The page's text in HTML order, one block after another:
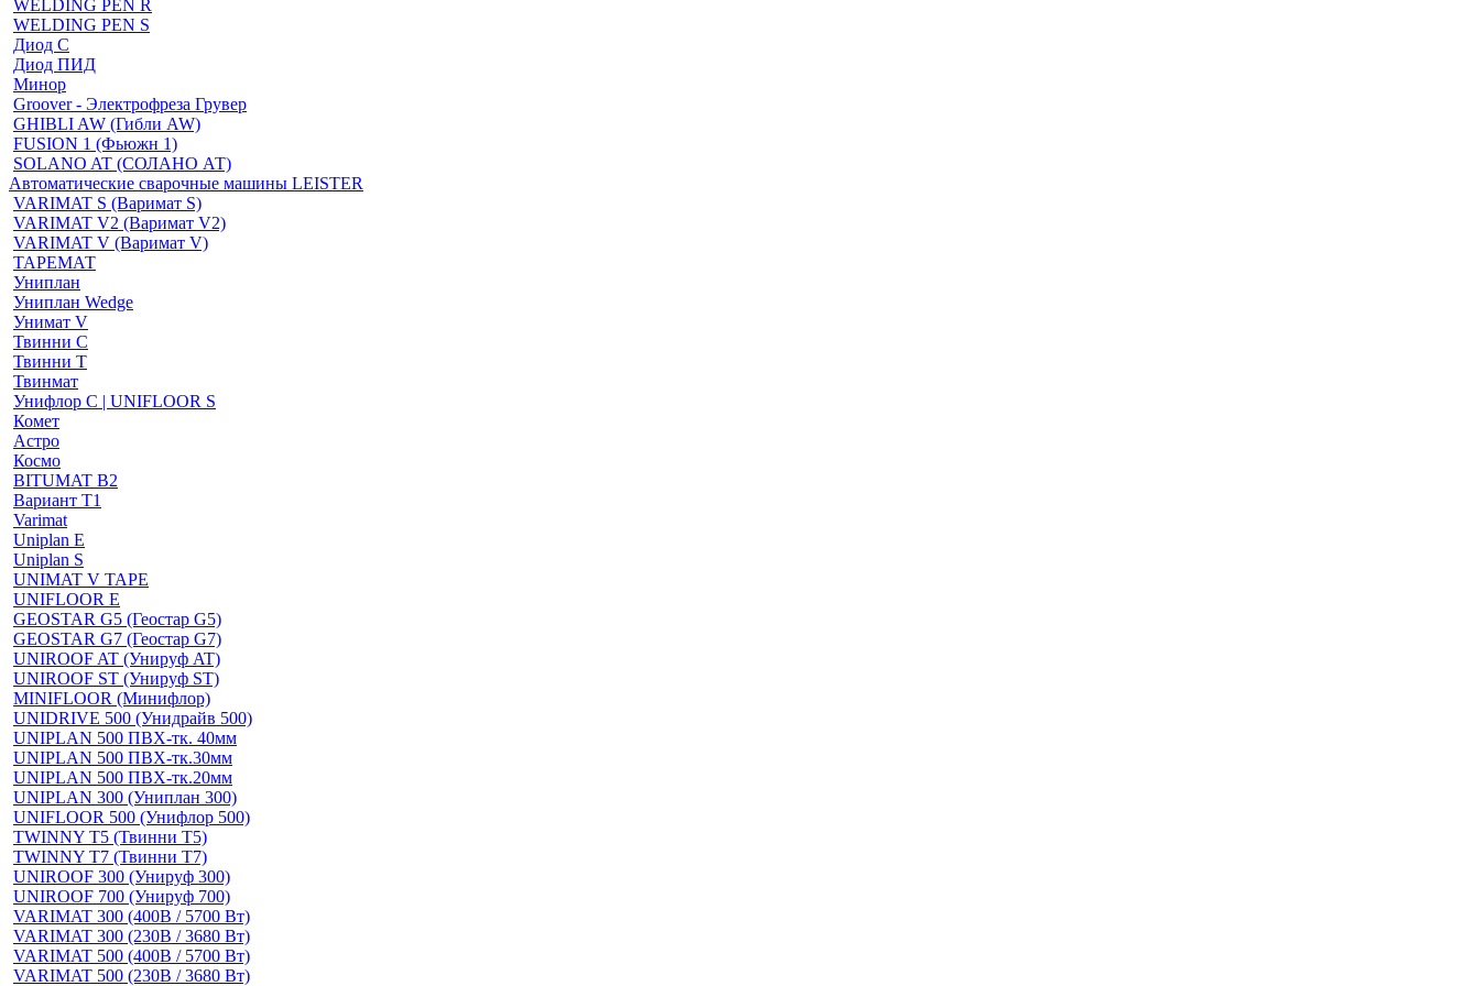
WELDING PEN R
WELDING PEN S
Диод С
Диод ПИД
Минор
Groover - Электрофреза Грувер
GHIBLI AW (Гибли AW)
FUSION 1 (Фьюжн 1)
SOLANO AT (СОЛАНО АТ)
Автоматические сварочные машины LEISTER
VARIMAT S (Варимат S)
VARIMAT V2 (Варимат V2)
VARIMAT V (Варимат V)
ТАРЕМАТ
Униплан
Униплан Wedge
Унимат V
Твинни С
Твинни Т
Твинмат
Унифлор C | UNIFLOOR S
Комет
Астро
Космо
BITUMAT B2
Вариант Т1
Varimat
Uniplan E
Uniplan S
UNIMAT V TAPE
UNIFLOOR E
GEOSTAR G5 (Геостар G5)
GEOSTAR G7 (Геостар G7)
UNIROOF AT (Унируф AT)
UNIROOF ST (Унируф ST)
MINIFLOOR (Минифлор)
UNIDRIVE 500 (Унидрайв 500)
UNIPLAN 500 ПВХ-тк. 40мм
UNIPLAN 500 ПВХ-тк.30мм
UNIPLAN 500 ПВХ-тк.20мм
UNIPLAN 300 (Униплан 300)
UNIFLOOR 500 (Унифлор 500)
TWINNY T5 (Твинни Т5)
TWINNY T7 (Твинни Т7)
UNIROOF 300 (Унируф 300)
UNIROOF 700 (Унируф 700)
VARIMAT 300 (400В / 5700 Вт)
VARIMAT 300 (230В / 3680 Вт)
VARIMAT 500 (400В / 5700 Вт)
VARIMAT 500 (230В / 3680 Вт)